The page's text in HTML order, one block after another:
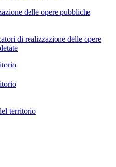
delle opere pubbliche
di realizzazione delle opere
territorio